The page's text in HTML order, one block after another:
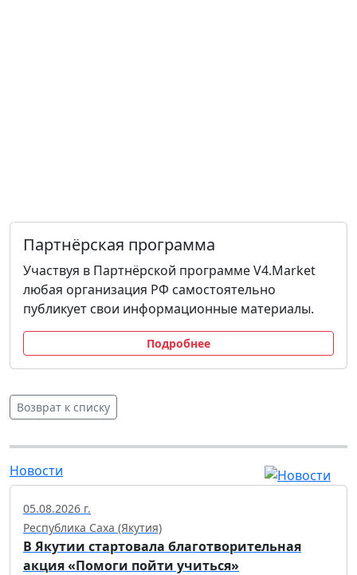
Партнёрская программа
Участвуя в Партнёрской программе V4.Market
любая организация РФ самостоятельно
публикует свои информационные материалы.
Подробнее
Возврат к списку
Новости
05.08.2026 г.
Республика Саха (Якутия)
В Якутии стартовала благотворительная
акция «Помоги пойти учиться»